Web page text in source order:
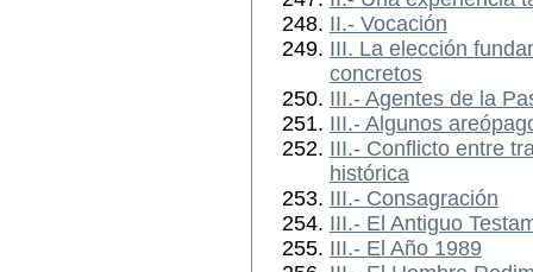
II.- Vocación
III. La elección
concretos
III.- Agentes de la
III.- Algunos
III.- Conflicto entre
histórica
III.- Consagración
III.- El Antiguo
III.- El Año 1989